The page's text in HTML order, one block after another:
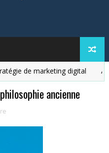
de marketing digital
ancienne